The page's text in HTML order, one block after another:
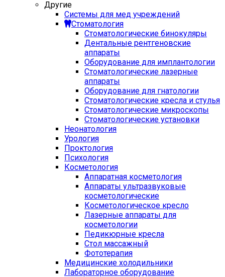
Другие
Системы для мед учреждений
Стоматология
Стоматологические бинокуляры
Дентальные рентгеновские
аппараты
Оборудование для имплантологии
Стоматологические лазерные
аппараты
Оборудование для гнатологии
Стоматологические кресла и стулья
Стоматологические микроскопы
Стоматологические установки
Неонатология
Урология
Проктология
Психология
Косметология
Аппаратная косметология
Аппараты ультразвуковые
косметологические
Косметологическое кресло
Лазерные аппараты для
косметологии
Педикюрные кресла
Стол массажный
Фототерапия
Медицинские холодильники
Лабораторное оборудование